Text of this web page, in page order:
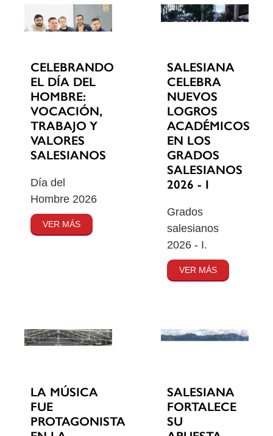
CELEBRANDO
EL DÍA DEL
HOMBRE:
VOCACIÓN,
TRABAJO Y
VALORES
SALESIANOS
Día del
Hombre 2026
VER MÁS
SALESIANA
CELEBRA
NUEVOS
LOGROS
ACADÉMICOS
EN LOS
GRADOS
SALESIANOS
2026 - I
Grados
salesianos
2026 - I.
VER MÁS
LA MÚSICA
FUE
PROTAGONISTA
SALESIANA
FORTALECE
SU